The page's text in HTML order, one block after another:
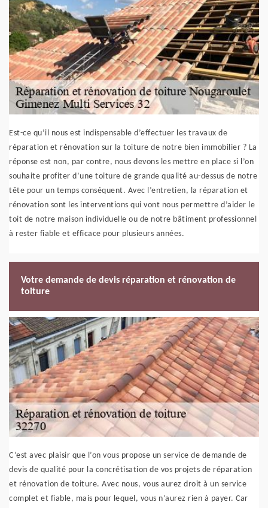
Est-ce qu’il nous est indispensable d’effectuer les travaux de
réparation et rénovation sur la toiture de notre bien immobilier ? La
réponse est non, par contre, nous devons les mettre en place si l’on
souhaite profiter d’une toiture de grande qualité au-dessus de notre
tête pour un temps conséquent. Avec l’entretien, la réparation et
rénovation sont les interventions qui vont nous permettre d’aider le
toit de notre maison individuelle ou de notre bâtiment professionnel
à rester fiable et efficace pour plusieurs années.
Votre demande de devis réparation et rénovation de
toiture
C’est avec plaisir que l’on vous propose un service de demande de
devis de qualité pour la concrétisation de vos projets de réparation
et rénovation de toiture. Avec nous, vous aurez droit à un service
complet et fiable, mais pour lequel, vous n’aurez rien à payer. Car